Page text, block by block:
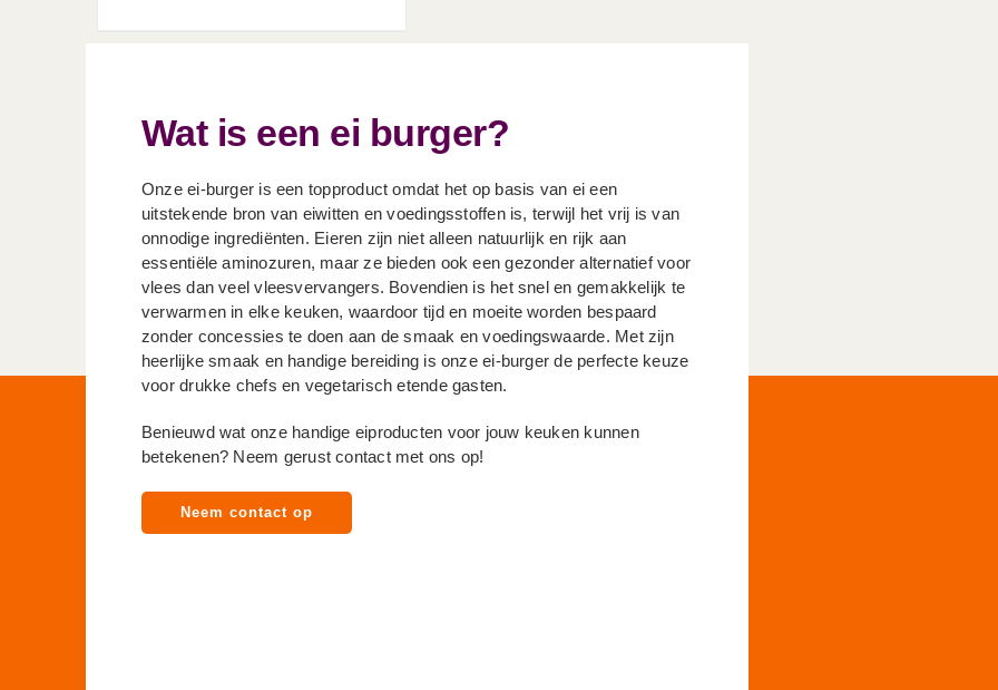
Wat is een ei burger?
Onze ei-burger is een topproduct omdat het op basis van ei een
uitstekende bron van eiwitten en voedingsstoffen is, terwijl het vrij is van
onnodige ingrediënten. Eieren zijn niet alleen natuurlijk en rijk aan
essentiële aminozuren, maar ze bieden ook een gezonder alternatief voor
vlees dan veel vleesvervangers. Bovendien is het snel en gemakkelijk te
verwarmen in elke keuken, waardoor tijd en moeite worden bespaard
zonder concessies te doen aan de smaak en voedingswaarde. Met zijn
heerlijke smaak en handige bereiding is onze ei-burger de perfecte keuze
voor drukke chefs en vegetarisch etende gasten.
Benieuwd wat onze handige eiproducten voor jouw keuken kunnen
betekenen? Neem gerust contact met ons op!
Neem contact op